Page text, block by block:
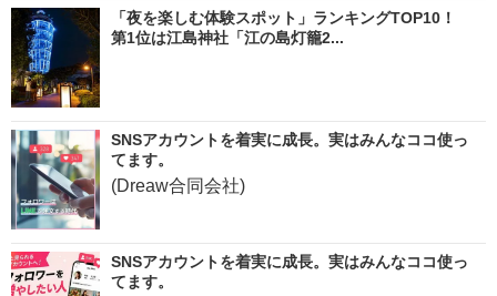
「夜を楽しむ体験スポット」ランキングTOP10！
第1位は江島神社「江の島灯籠2...
SNSアカウントを着実に成長。実はみんなココ使っ
てます。
(Dreaw合同会社)
SNSアカウントを着実に成長。実はみんなココ使っ
てます。